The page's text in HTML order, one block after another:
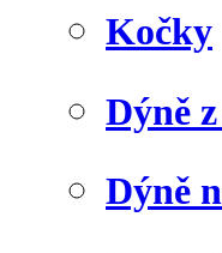
Kočky
Dýně
Dýně